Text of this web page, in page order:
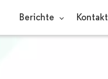
Berichte Kontakt